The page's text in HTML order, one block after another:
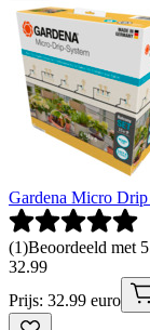
Gardena Micro
(1)Beoordeeld met
32.99
Prijs: 32.99 euro